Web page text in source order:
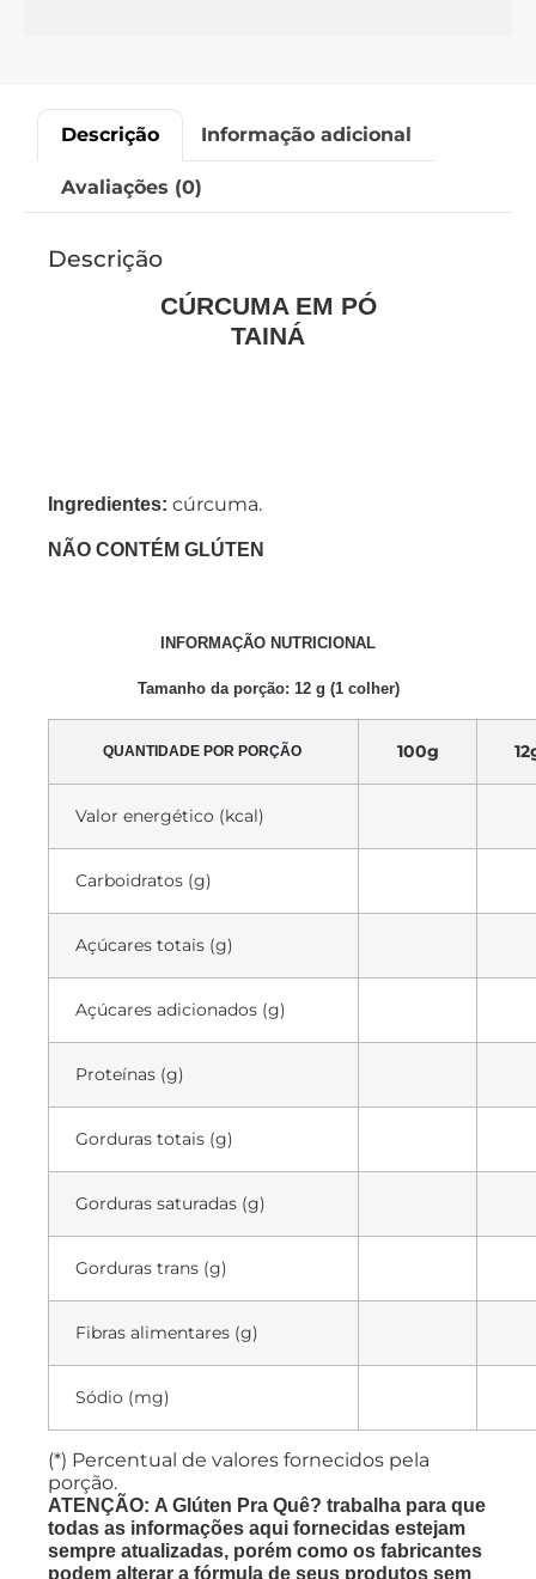
Descrição Informação adicional
Avaliações (0)
Descrição
CÚRCUMA EM PÓ
TAINÁ
Ingredientes: cúrcuma.
NÃO CONTÉM GLÚTEN
INFORMAÇÃO NUTRICIONAL
Tamanho da porção: 12 g (1 colher)
QUANTIDADE POR PORÇÃO 100g
Valor energético (kcal)
Carboidratos (g)
Açúcares totais (g)
Açúcares adicionados (g)
Proteínas (g)
Gorduras totais (g)
Gorduras saturadas (g)
Gorduras trans (g)
Fibras alimentares (g)
Sódio (mg)
(*) Percentual de valores fornecidos pela
porção.
ATENÇÃO: A Glúten Pra Quê? trabalha para que
todas as informações aqui fornecidas estejam
sempre atualizadas, porém como os fabricantes
podem alterar a fórmula de seus produtos sem